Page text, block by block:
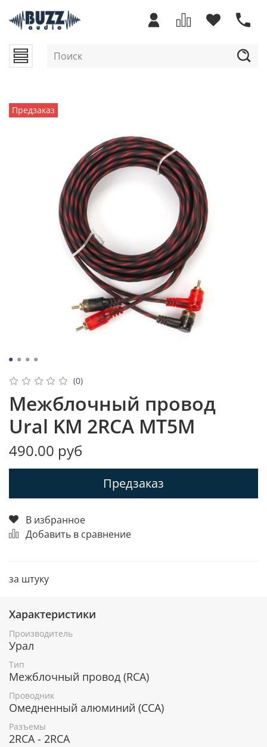
Предзаказ
(0)
Межблочный провод
Ural KM 2RCA MT5M
490.00 руб
Предзаказ
В избранное
Добавить в сравнение
за штуку
Характеристики
Производитель
Урал
Тип
Межблочный провод (RCA)
Проводник
Омедненный алюминий (CCA)
Разъемы
2RCA - 2RCA